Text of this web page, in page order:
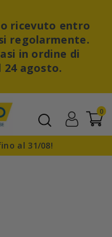
ricevuto entro
regolarmente.
in ordine di
agosto.
0
al 31/08!